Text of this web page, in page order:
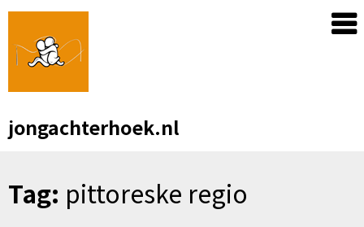
Skip
content
jongachterhoek.nl
Tag: pittoreske regio